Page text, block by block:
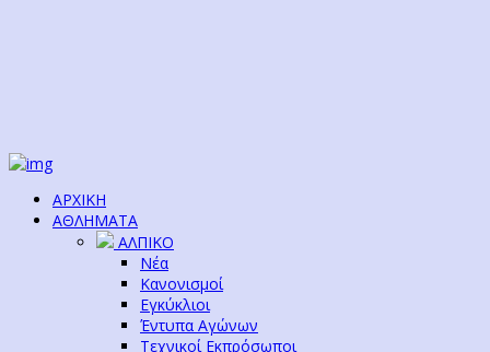
ΑΡΧΙΚΗ
ΑΘΛΗΜΑΤΑ
ΑΛΠΙΚΟ
Νέα
Κανονισμοί
Εγκύκλιοι
Έντυπα Αγώνων
Τεχνικοί Εκπρόσωποι